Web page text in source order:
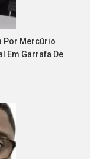
Por Mercúrio
Em Garrafa De